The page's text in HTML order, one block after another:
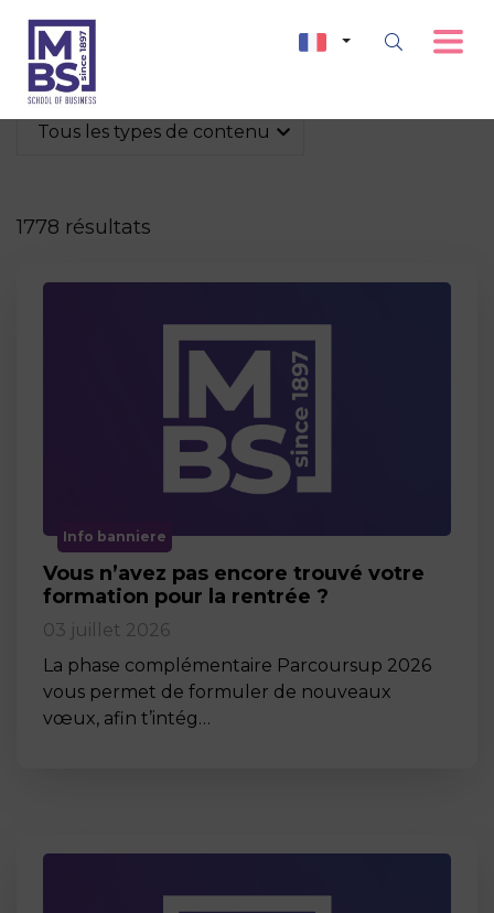
Tous les types de contenu
1778 résultats
Info banniere
Vous n’avez pas encore trouvé votre
formation pour la rentrée ?
03 juillet 2026
La phase complémentaire Parcoursup 2026
vous permet de formuler de nouveaux
vœux, afin t’intég…